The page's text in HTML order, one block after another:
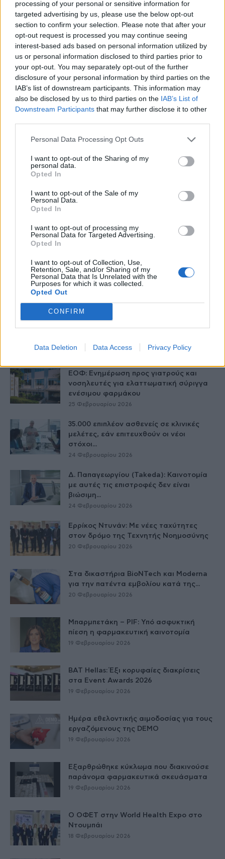
processing of your personal or sensitive information for
targeted advertising by us, please use the below opt-out
section to confirm your selection. Please note that after your
opt-out request is processed you may continue seeing
interest-based ads based on personal information utilized by
us or personal information disclosed to third parties prior to
your opt-out. You may separately opt-out of the further
disclosure of your personal information by third parties on the
IAB’s list of downstream participants. This information may
also be disclosed by us to third parties on the IAB’s List of
Downstream Participants that may further disclose it to other
Personal Data Processing Opt Outs
I want to opt-out of the Sharing of my
personal data.
Opted In
I want to opt-out of the Sale of my
Personal Data.
Opted In
I want to opt-out of processing my
Personal Data for Targeted Advertising.
Opted In
I want to opt-out of Collection, Use,
Retention, Sale, and/or Sharing of my
Personal Data that Is Unrelated with the
Purposes for which it was collected.
Opted Out
CONFIRM
Data Deletion Data Access Privacy Policy
TAGS UNI-PHARMA ανακούφιση από τον πόνο
healthstories
Δείτε Ακόμη
ΕΟΦ: Ανάκληση παρτίδων
αντιλιπιδαιμικού φαρμάκου
25 Φεβρουαρίου 2026
ΕΟΦ: Ενημέρωση προς γιατρούς και
νοσηλευτές για ελαττωματική σύριγγα
ενέσιμου φαρμάκου
25 Φεβρουαρίου 2026
35.000 επιπλέον ασθενείς σε κλινικές
μελέτες, εάν επιτευχθούν οι νέοι
στόχοι...
24 Φεβρουαρίου 2026
Δ. Παπαγεωργίου (Takeda): Καινοτομία
με αυτές τις επιστροφές δεν είναι
βιώσιμη...
24 Φεβρουαρίου 2026
Ερρίκος Ντυνάν: Με νέες ταχύτητες
στον δρόμο της Τεχνητής Νοημοσύνης
20 Φεβρουαρίου 2026
Στα δικαστήρια BioNTech και Moderna
για την πατέντα εμβολίου κατά της...
20 Φεβρουαρίου 2026
Μπαρμπετάκη – PIF: Υπό ασφυκτική
πίεση η φαρμακευτική καινοτομία
19 Φεβρουαρίου 2026
BAT Hellas: Έξι κορυφαίες διακρίσεις
στα Event Awards 2026
19 Φεβρουαρίου 2026
Ημέρα εθελοντικής αιμοδοσίας για τους
εργαζόμενους της DEMO
19 Φεβρουαρίου 2026
Εξαρθρώθηκε κύκλωμα που διακινούσε
παράνομα φαρμακευτικά σκευάσματα
19 Φεβρουαρίου 2026
Ο ΟΦΕΤ στην World Health Expo στο
Ντουμπάι
18 Φεβρουαρίου 2026